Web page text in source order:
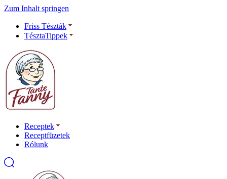
Zum Inhalt springen
Friss Tészták
TésztaTippek
Receptek
Receptfüzetek
Rólunk